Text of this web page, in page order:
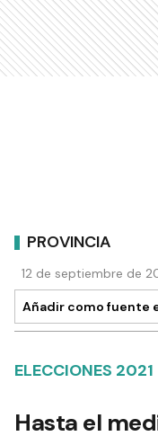
PROVINCIA
12 de septiembre de
Añadir como fuente
ELECCIONES 2021
Hasta el